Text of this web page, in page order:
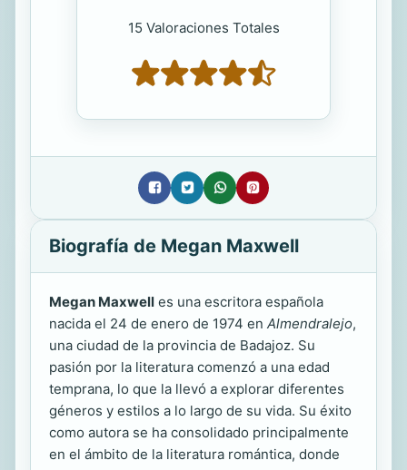
15 Valoraciones Totales
Biografía de Megan Maxwell
Megan Maxwell es una escritora española
nacida el 24 de enero de 1974 en Almendralejo,
una ciudad de la provincia de Badajoz. Su
pasión por la literatura comenzó a una edad
temprana, lo que la llevó a explorar diferentes
géneros y estilos a lo largo de su vida. Su éxito
como autora se ha consolidado principalmente
en el ámbito de la literatura romántica, donde